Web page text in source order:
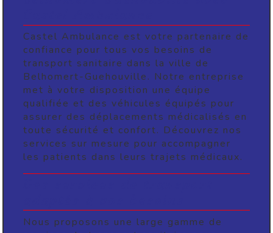
Castel Ambulance est votre partenaire de
confiance pour tous vos besoins de
transport sanitaire dans la ville de
Belhomert-Guehouville. Notre entreprise
met à votre disposition une équipe
qualifiée et des véhicules équipés pour
assurer des déplacements médicalisés en
toute sécurité et confort. Découvrez nos
services sur mesure pour accompagner
les patients dans leurs trajets médicaux.
Nous proposons une large gamme de